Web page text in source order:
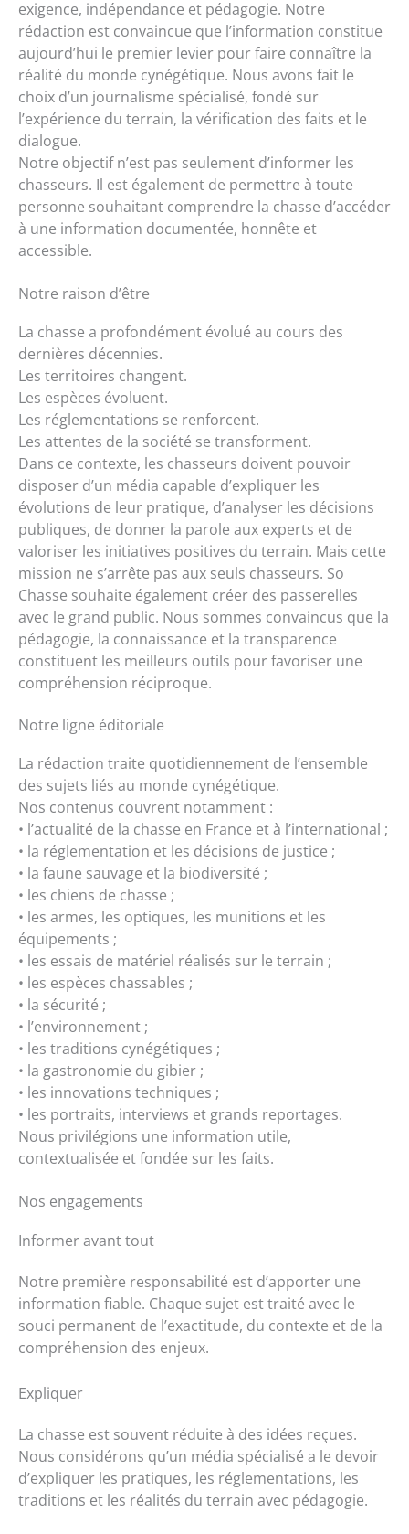
exigence, indépendance et pédagogie. Notre
rédaction est convaincue que l’information constitue
aujourd’hui le premier levier pour faire connaître la
réalité du monde cynégétique. Nous avons fait le
choix d’un journalisme spécialisé, fondé sur
l’expérience du terrain, la vérification des faits et le
dialogue.
Notre objectif n’est pas seulement d’informer les
chasseurs. Il est également de permettre à toute
personne souhaitant comprendre la chasse d’accéder
à une information documentée, honnête et
accessible.
Notre raison d’être
La chasse a profondément évolué au cours des
dernières décennies.
Les territoires changent.
Les espèces évoluent.
Les réglementations se renforcent.
Les attentes de la société se transforment.
Dans ce contexte, les chasseurs doivent pouvoir
disposer d’un média capable d’expliquer les
évolutions de leur pratique, d’analyser les décisions
publiques, de donner la parole aux experts et de
valoriser les initiatives positives du terrain. Mais cette
mission ne s’arrête pas aux seuls chasseurs. So
Chasse souhaite également créer des passerelles
avec le grand public. Nous sommes convaincus que la
pédagogie, la connaissance et la transparence
constituent les meilleurs outils pour favoriser une
compréhension réciproque.
Notre ligne éditoriale
La rédaction traite quotidiennement de l’ensemble
des sujets liés au monde cynégétique.
Nos contenus couvrent notamment :
• l’actualité de la chasse en France et à l’international ;
• la réglementation et les décisions de justice ;
• la faune sauvage et la biodiversité ;
• les chiens de chasse ;
• les armes, les optiques, les munitions et les
équipements ;
• les essais de matériel réalisés sur le terrain ;
• les espèces chassables ;
• la sécurité ;
• l’environnement ;
• les traditions cynégétiques ;
• la gastronomie du gibier ;
• les innovations techniques ;
• les portraits, interviews et grands reportages.
Nous privilégions une information utile,
contextualisée et fondée sur les faits.
Nos engagements
Informer avant tout
Notre première responsabilité est d’apporter une
information fiable. Chaque sujet est traité avec le
souci permanent de l’exactitude, du contexte et de la
compréhension des enjeux.
Expliquer
La chasse est souvent réduite à des idées reçues.
Nous considérons qu’un média spécialisé a le devoir
d’expliquer les pratiques, les réglementations, les
traditions et les réalités du terrain avec pédagogie.